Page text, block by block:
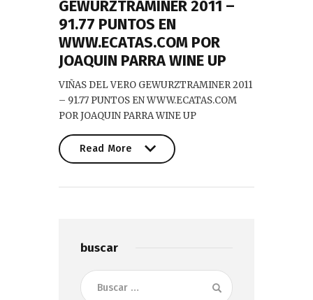
GEWURZTRAMINER 2011 –
91.77 PUNTOS EN
WWW.ECATAS.COM POR
JOAQUIN PARRA WINE UP
VIÑAS DEL VERO GEWURZTRAMINER 2011
– 91.77 PUNTOS EN WWW.ECATAS.COM
POR JOAQUIN PARRA WINE UP
Read More
buscar
Buscar: